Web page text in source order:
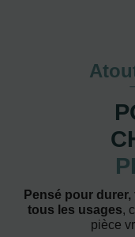
Pensé pour
tous les usages,
pièce